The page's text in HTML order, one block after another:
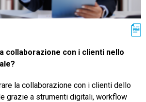
collaborazione con i clienti nello
la collaborazione con i clienti dello
grazie a strumenti digitali, workflow